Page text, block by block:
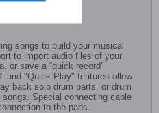
songs to build your musical
to import audio files of your
or save a “quick record”
and "Quick Play" features allow
back solo drum parts, or drum
Special connecting cable
to the pads.